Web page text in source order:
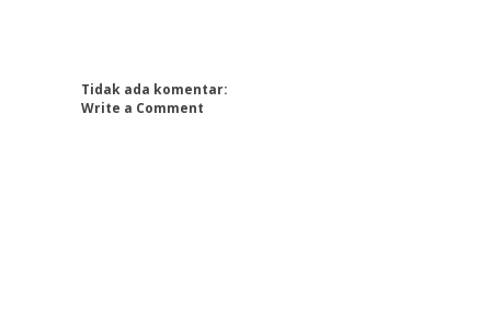
Tidak ada komentar:
Write a Comment